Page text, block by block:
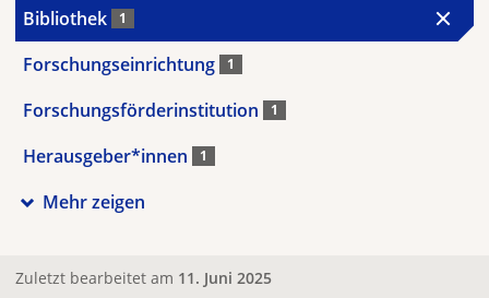
Bibliothek 1
Forschungseinrichtung 1
Forschungsförderinstitution 1
Herausgeber*innen 1
Mehr zeigen
Zuletzt bearbeitet am 11. Juni 2025